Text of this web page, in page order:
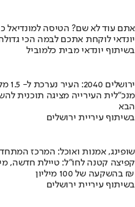
אתם עוד לא שם? הטיסה למונדיאל
יונדאי לוקחת אתכם לבמה הכי
בשיתוף יונדאי מבית כלמוביל
ירושלים 2040: העיר נערכת ל- 1.5 מליון תושבים
מנכ"לית העירייה מציגה תוכנית
הבא
בשיתוף עיריית ירושלים
שופינג, אמנות ואוכל: המרכז
קפיצה קטנה לחו"ל: טיילת חדשה,
בהשקעה של 100 מיליון ₪
בשיתוף עיריית ירושלים